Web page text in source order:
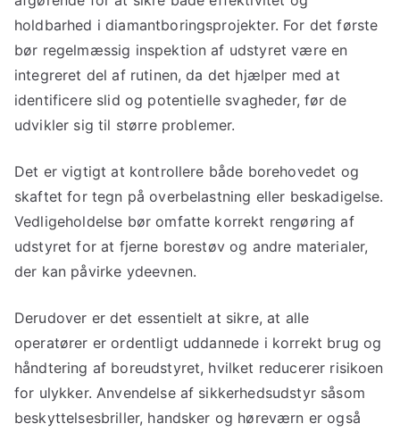
holdbarhed i diamantboringsprojekter. For det første
bør regelmæssig inspektion af udstyret være en
integreret del af rutinen, da det hjælper med at
identificere slid og potentielle svagheder, før de
udvikler sig til større problemer.
Det er vigtigt at kontrollere både borehovedet og
skaftet for tegn på overbelastning eller beskadigelse.
Vedligeholdelse bør omfatte korrekt rengøring af
udstyret for at fjerne borestøv og andre materialer,
der kan påvirke ydeevnen.
Derudover er det essentielt at sikre, at alle
operatører er ordentligt uddannede i korrekt brug og
håndtering af boreudstyret, hvilket reducerer risikoen
for ulykker. Anvendelse af sikkerhedsudstyr såsom
beskyttelsesbriller, handsker og høreværn er også